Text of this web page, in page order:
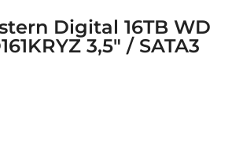
Digital 16TB WD
3,5" / SATA3